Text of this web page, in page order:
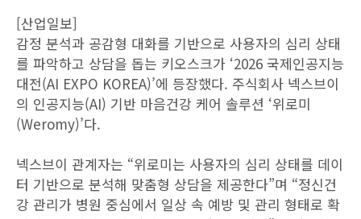
[산업일보]
감정 분석과 공감형 대화를 기반으로 사용자의 심리 상태
를 파악하고 상담을 돕는 키오스크가 ‘2026 국제인공지능
대전(AI EXPO KOREA)’에 등장했다. 주식회사 넥스브이
의 인공지능(AI) 기반 마음건강 케어 솔루션 ‘위로미
(Weromy)’다.
넥스브이 관계자는 “위로미는 사용자의 심리 상태를 데이
터 기반으로 분석해 맞춤형 상담을 제공한다”며 “정신건
강 관리가 병원 중심에서 일상 속 예방 및 관리 형태로 확